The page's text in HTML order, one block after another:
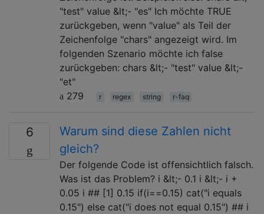
"test" value &lt;- "es" Ich möchte TRUE
zurückgeben, wenn "value" als Teil der
Zeichenfolge "chars" angezeigt wird. Im
folgenden Szenario möchte ich false
zurückgeben: chars &lt;- "test" value &lt;-
"et"
279
r regex string r-faq
6
Warum sind diese Zahlen nicht
gleich?
Der folgende Code ist offensichtlich falsch.
Was ist das Problem? i &lt;- 0.1 i &lt;- i +
0.05 i ## [1] 0.15 if(i==0.15) cat("i equals
0.15") else cat("i does not equal 0.15") ## i